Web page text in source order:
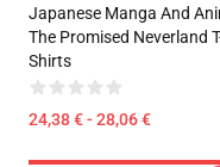
Japanese Manga And
The Promised Neverland
Shirts
24,38 € - 28,06 €